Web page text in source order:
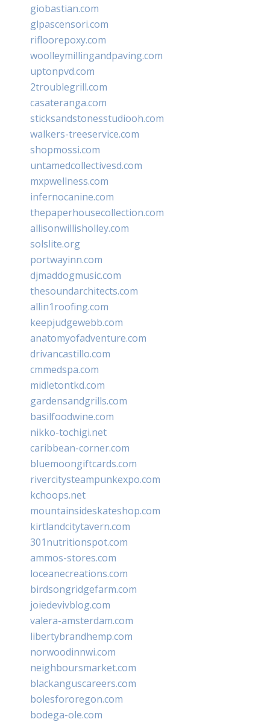
giobastian.com
glpascensori.com
rifloorepoxy.com
woolleymillingandpaving.com
uptonpvd.com
2troublegrill.com
casateranga.com
sticksandstonesstudiooh.com
walkers-treeservice.com
shopmossi.com
untamedcollectivesd.com
mxpwellness.com
infernocanine.com
thepaperhousecollection.com
allisonwillisholley.com
solslite.org
portwayinn.com
djmaddogmusic.com
thesoundarchitects.com
allin1roofing.com
keepjudgewebb.com
anatomyofadventure.com
drivancastillo.com
cmmedspa.com
midletontkd.com
gardensandgrills.com
basilfoodwine.com
nikko-tochigi.net
caribbean-corner.com
bluemoongiftcards.com
rivercitysteampunkexpo.com
kchoops.net
mountainsideskateshop.com
kirtlandcitytavern.com
301nutritionspot.com
ammos-stores.com
loceanecreations.com
birdsongridgefarm.com
joiedevivblog.com
valera-amsterdam.com
libertybrandhemp.com
norwoodinnwi.com
neighboursmarket.com
blackanguscareers.com
bolesfororegon.com
bodega-ole.com